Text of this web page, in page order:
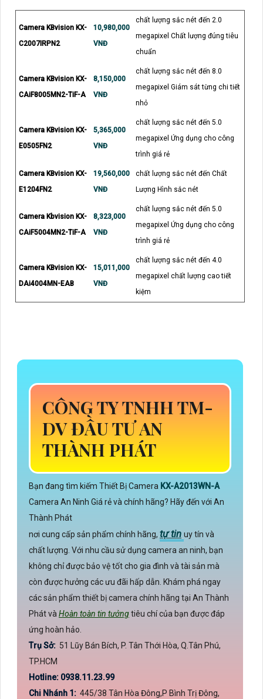
Camera KBvision KX-
C2007IRPN2
10,980,000
VNĐ
chất lượng sắc nét đến 2.0
megapixel Chất lượng đúng tiêu
chuẩn
Camera KBvision KX-
CAiF8005MN2-TiF-A
8,150,000
VNĐ
chất lượng sắc nét đến 8.0
megapixel Giám sát từng chi tiết
nhỏ
Camera KBvision KX-
E0505FN2
5,365,000
VNĐ
chất lượng sắc nét đến 5.0
megapixel Ứng dụng cho công
trình giá rẻ
Camera KBvision KX-
E1204FN2
19,560,000
VNĐ
chất lượng sắc nét đến Chất
Lượng Hình sắc nét
Camera Kbvision KX-
CAiF5004MN2-TiF-A
8,323,000
VNĐ
chất lượng sắc nét đến 5.0
megapixel Ứng dụng cho công
trình giá rẻ
Camera KBvision KX-
DAi4004MN-EAB
15,011,000
VNĐ
chất lượng sắc nét đến 4.0
megapixel chất lượng cao tiết
kiệm
CÔNG TY TNHH TM-
DV ĐẦU TƯ AN
THÀNH PHÁT
Bạn đang tìm kiếm Thiết Bị Camera KX-A2013WN-A
Camera An Ninh Giá rẻ và chính hãng? Hãy đến với An
Thành Phát
nơi cung cấp sản phẩm chính hãng, tự tin uy tín và
chất lượng. Với nhu cầu sử dụng camera an ninh, bạn
không chỉ được bảo vệ tốt cho gia đình và tài sản mà
còn được hưởng các ưu đãi hấp dẫn. Khám phá ngay
các sản phẩm thiết bị camera chính hãng tại An Thành
Phát vàHoàn toàn tin tưởngtiêu chí của bạn được đáp
ứng hoàn hảo.
Trụ Sở: 51 Lũy Bán Bích, P. Tân Thới Hòa, Q.Tân Phú,
TP.HCM
Hotline: 0938.11.23.99
Chi Nhánh 1: 445/38 Tân Hòa Đông,P Bình Trị Đông,